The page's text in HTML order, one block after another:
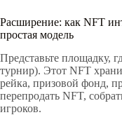
Расширение: как NFT
простая модель
Представьте площадку,
турнир). Этот NFT
рейка, призовой фонд,
перепродать NFT,
игроков.